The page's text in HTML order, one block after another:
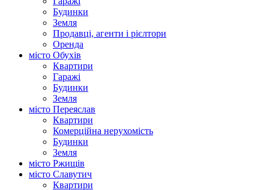
Будинки
Земля
Продавці, агенти і рієлтори
Оренда
місто Обухів
Квартири
Гаражі
Будинки
Земля
місто Переяслав
Квартири
Комерційна нерухомість
Будинки
Земля
місто Ржищів
місто Славутич
Квартири